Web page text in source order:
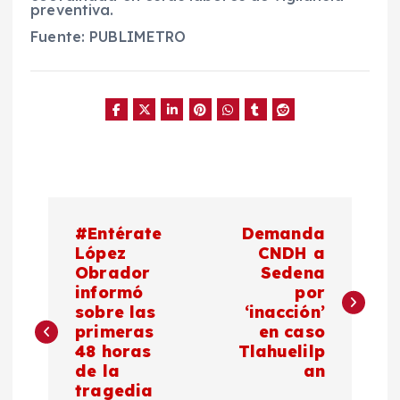
preventiva.
Fuente: PUBLIMETRO
e
#Entérate
López
Obrador
informó
sobre las
primeras
48 horas
de la
tragedia
Demanda
CNDH a
Sedena
por
‘inacción’
en caso
Tlahuelilp
an